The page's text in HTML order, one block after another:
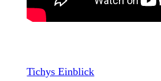
Tichys Einblick